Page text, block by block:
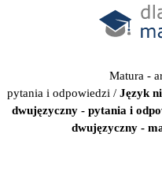
Matura -
pytania i odpowiedzi / Język
dwujęzyczny - pytania i
dwujęzyczny -